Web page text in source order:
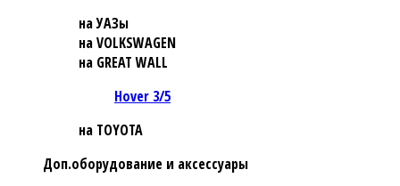
на УАЗы
на VOLKSWAGEN
на GREAT WALL
Hover 3/5
на TOYOTA
Доп.оборудование и аксессуары